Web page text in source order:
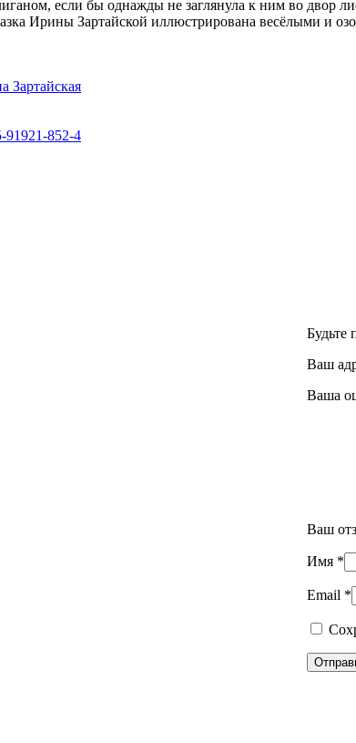
если бы однажды не заглянула к ним во двор
Ирины Зартайской иллюстрирована весёлыми и
Зартайская
91921-852-4
Будьте
Ваш
Ваша
Ваш
Имя *
Email *